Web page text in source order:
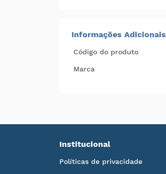
Informações Adicionais
Código do produto
Marca
Institucional
Políticas de privacidade